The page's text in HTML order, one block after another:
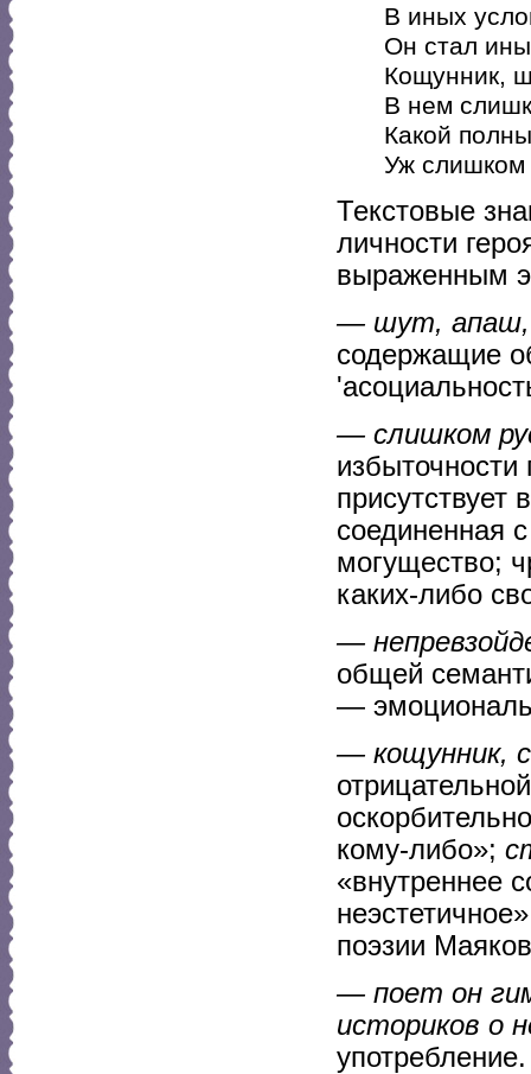
В иных
Он стал
Кощунник,
В нем
Какой
Уж слишком
Текстовые
личности
выраженным
— шут, апаш,
содержащие
— слишком
избыточности
присутствует
соединенная
могущество;
каких-либо
—
общей
—
— кощунник,
кому-либо»;
«внутреннее
поэзии
— поет он
историков о
употребление.